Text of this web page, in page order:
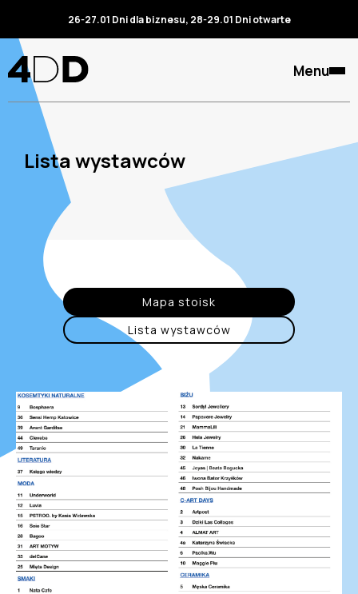
26-27.01 Dni dla biznesu, 28-29.01 Dni otwarte
Menu
Lista wystawców
Mapa stoisk
Lista wystawców